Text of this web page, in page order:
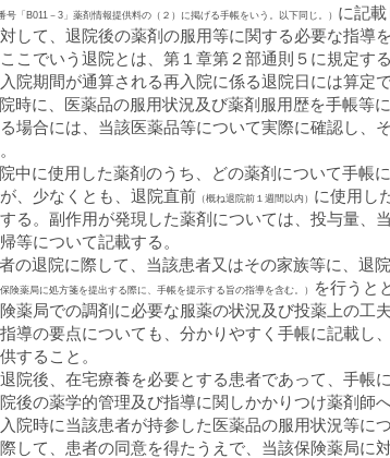
号「B011－3」薬剤情報提供料の（２）に掲げる手帳をいう。以下同じ。） に記
して、退院後の薬剤の服用等に関する必要な指導
こでいう退院とは、第１章第２部通則５に規定す
院期間が通算される再入院に係る退院日には算定で
時に、医薬品の服用状況及び薬剤服用歴を手帳等
場合には、当該医薬品等について実際に確認し、
中に使用した薬剤のうち、どの薬剤について手帳
、少なくとも、退院直前 （概ね退院前１週間以内） に使用し
る。副作用が発現した薬剤については、投与量、
等について記載する。
の退院に際して、当該患者又はその家族等に、退
険薬局に処方箋を提出する際に、手帳を提示する旨の指導を含む。）
を行うと
薬局での調剤に必要な服薬の状況及び投薬上の工
導の要点についても、分かりやすく手帳に記載し
すること。
院後、在宅療養を必要とする患者であって、手帳
後の薬学的管理及び指導に関しかかりつけ薬剤師
院時に当該患者が持参した医薬品の服用状況等に
して、患者の同意を得たうえで、当該保険薬局に